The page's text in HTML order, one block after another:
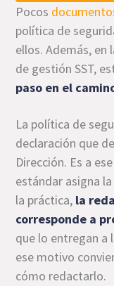
Pocos
política de
ellos. Además,
de gestión SST,
paso en el
La política de
declaración que
Dirección. Es a
estándar asigna
la práctica, la
corresponde a
que lo entregan a
ese motivo
cómo redactarlo.